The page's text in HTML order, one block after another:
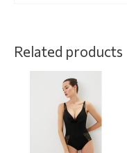
Related products